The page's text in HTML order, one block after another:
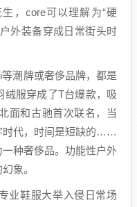
，core可以理解为“硬
外装备穿成日常街头时
潮牌或奢侈品牌，都是
绒服穿成了T台爆款，吸
面和古驰首次联名，当
时代，时间是短缺的……
种奢侈品。功能性户外
象。
业鞋服大举入侵日常场